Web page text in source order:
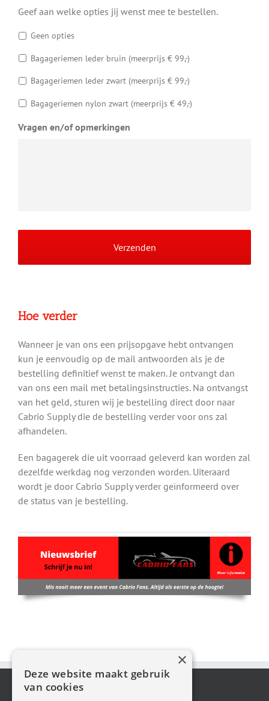
Geef aan welke opties jij wenst mee te bestellen.
Geen opties
Bagageriemen leder bruin (meerprijs € 99,-)
Bagageriemen leder zwart (meerprijs € 99,-)
Bagageriemen nylon zwart (meerprijs € 49,-)
Vragen en/of opmerkingen
Hoe verder
Wanneer je van ons een prijsopgave hebt ontvangen
kun je eenvoudig op de mail antwoorden als je de
bestelling definitief wenst te maken. Je ontvangt dan
van ons een mail met betalingsinstructies. Na ontvangst
van het geld, sturen wij je bestelling direct door naar
Cabrio Supply die de bestelling verder voor ons zal
afhandelen.
Een bagagerek die uit voorraad geleverd kan worden zal
dezelfde werkdag nog verzonden worden. Uiteraard
wordt je door Cabrio Supply verder geïnformeerd over
de status van je bestelling.
Deze website maakt gebruik
van cookies
×